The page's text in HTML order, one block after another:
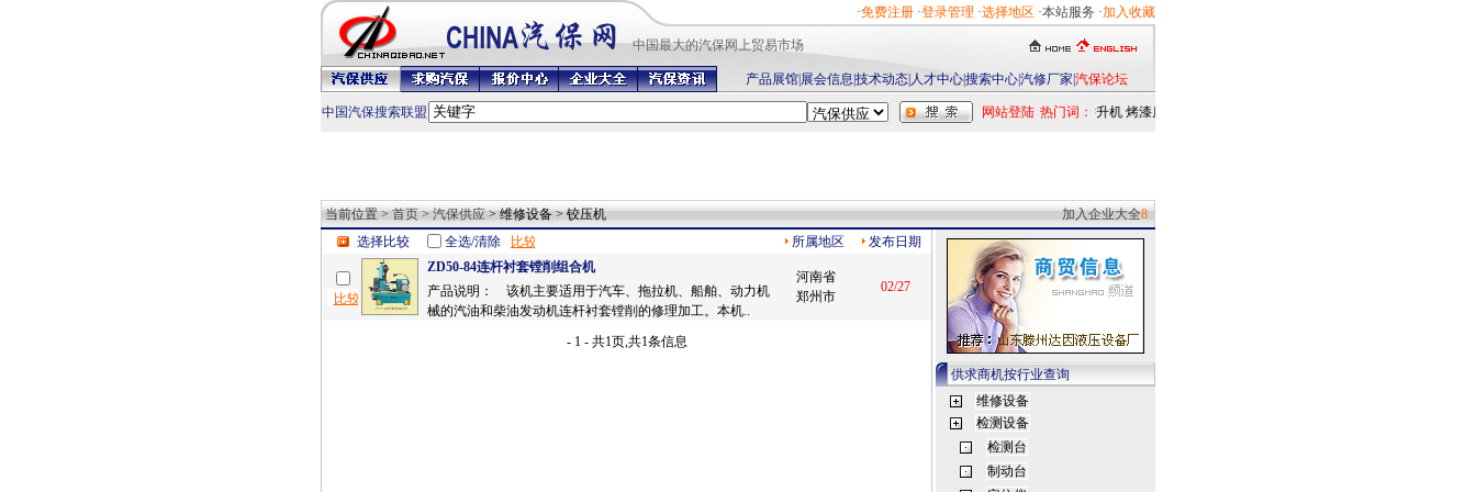
中国最
·免费注册 ·登录管理 ·选择地区 ·本站服务 ·加入收藏
大的汽保网上贸易市场
产品展馆| 展会信息 技术动态| 人才中心|搜索中心|汽修厂家 汽保论坛
中国汽保搜索联盟 网站登陆 热门词：举升机 烤漆房
当前位置 > 首页 > 汽保供应 > 维修设备 > 铰压机 加入企业大全8
选择比较
全选/清除 所属地区
发布日期
ZD50-84连杆衬套镗削组合机
河南省
郑州市
02/27
产品说明： 该机主要适用于汽车、拖拉机、船舶、动力机
械的汽油和柴油发动机连杆衬套镗削的修理加工。本机..
- 1 - 共1页,共1条信息
供求商机按行业查询